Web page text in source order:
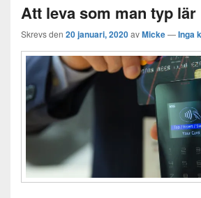
Att leva som man typ lär
Skrevs den 20 januari, 2020avMicke—Inga